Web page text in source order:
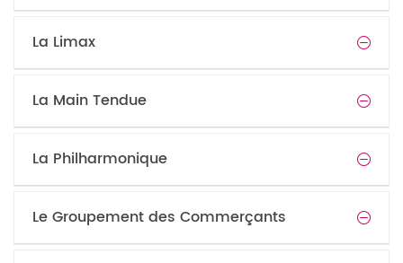
La Limax
La Main Tendue
La Philharmonique
Le Groupement des Commerçants